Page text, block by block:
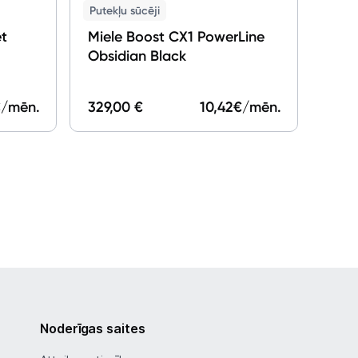
mēn.
Putekļu sūcēji
Miele Boost CX1 PowerLine
Obsidian Black
329,00 € 10,42€/mēn.
Noderīgas saites